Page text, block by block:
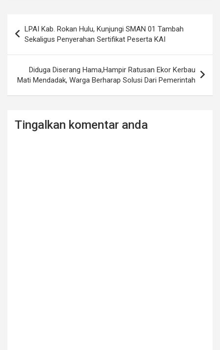
navigation
LPAI Kab. Rokan Hulu, Kunjungi SMAN 01 Tambah
Sekaligus Penyerahan Sertifikat Peserta KAI
Diduga Diserang Hama,Hampir Ratusan Ekor Kerbau
Mati Mendadak, Warga Berharap Solusi Dari Pemerintah
Tingalkan komentar anda